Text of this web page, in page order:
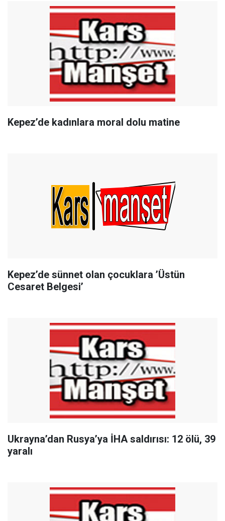
Kepez’de kadınlara moral dolu matine
Kepez’de sünnet olan çocuklara ’Üstün
Cesaret Belgesi’
Ukrayna’dan Rusya’ya İHA saldırısı: 12 ölü, 39
yaralı